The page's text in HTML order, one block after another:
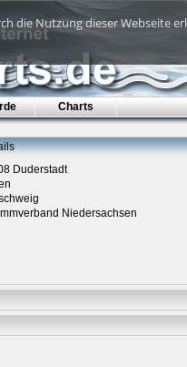
die Nutzung dieser Webseite
Charts
Duderstadt
Niedersachsen